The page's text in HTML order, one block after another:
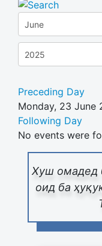
Хуш омадед
оид ба
Preceding Day
Monday, 23 June
Following Day
No events were